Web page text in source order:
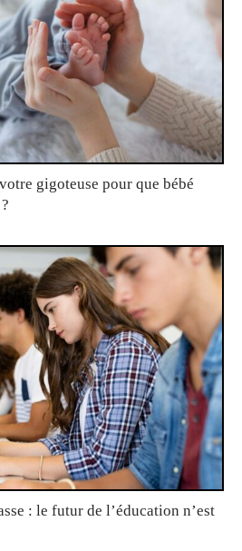
gigoteuse pour que bébé
: le futur de l’éducation n’est